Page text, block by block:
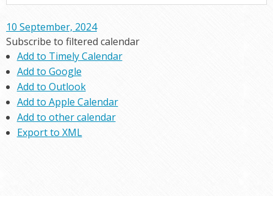
10 September, 2024
Subscribe to filtered calendar
Add to Timely Calendar
Add to Google
Add to Outlook
Add to Apple Calendar
Add to other calendar
Export to XML